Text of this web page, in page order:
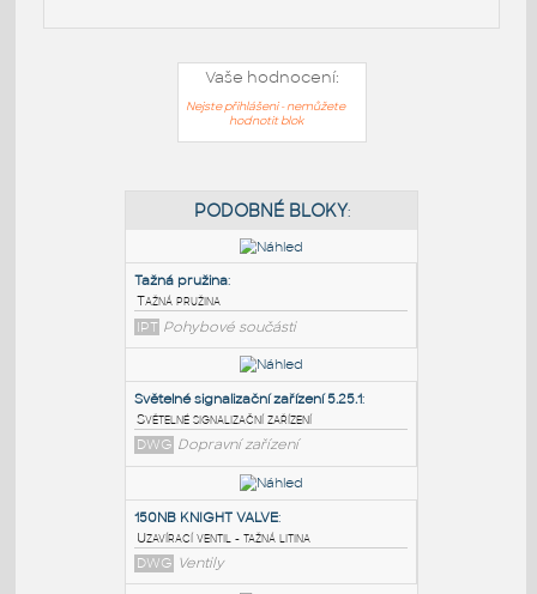
Vaše hodnocení:
Nejste přihlášeni - nemůžete
hodnotit blok
PODOBNÉ BLOKY
Tažná pružina:
Tažná pružina
IPT Pohybové součásti